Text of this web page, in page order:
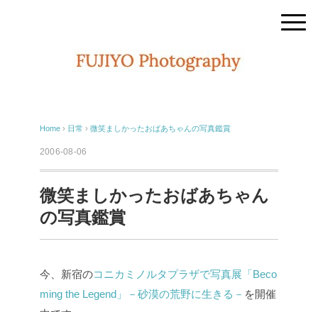
Home › 日常 › 微笑ましかったおばあちゃんの写真鑑賞
2006-08-06
微笑ましかったおばあちゃん
の写真鑑賞
今、新宿のコニカミノルタプラザで写真展「Beco
ming the Legend」－砂漠の荒野に生きる－ を開催